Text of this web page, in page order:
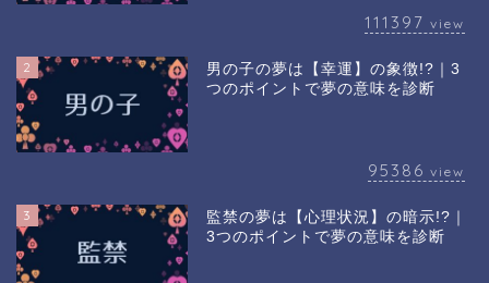
111397 view
2
男の子の夢は【幸運】の象徴!?｜3
つのポイントで夢の意味を診断
95386 view
3
監禁の夢は【心理状況】の暗示!?｜
3つのポイントで夢の意味を診断